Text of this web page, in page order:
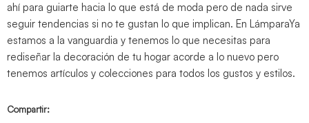
ahí para guiarte hacia lo que está de moda pero de nada sirve
seguir tendencias si no te gustan lo que implican. En LámparaYa
estamos a la vanguardia y tenemos lo que necesitas para
rediseñar la decoración de tu hogar acorde a lo nuevo pero
tenemos artículos y colecciones para todos los gustos y estilos.
Compartir: